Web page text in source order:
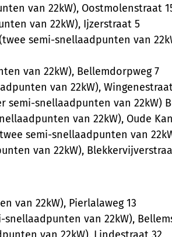
van 22kW), Oostmolenstraat
van 22kW), Ijzerstraat 5
semi-snellaadpunten van
van 22kW), Bellemdorpweg 7
van 22kW),
semi-snellaadpunten van 22kW)
van 22kW), Oude
semi-snellaadpunten van
van 22kW),
van 22kW), Pierlalaweg 13
van 22kW),